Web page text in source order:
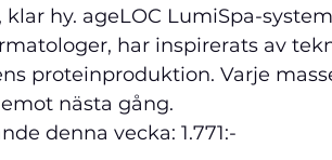
hy. ageLOC LumiSpa-
har inspirerats av
proteinproduktion. Varje
nästa gång.
denna vecka: 1.771:-